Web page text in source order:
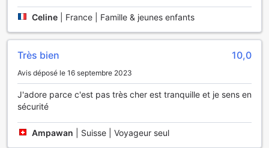
Que vous soyez en voyage d'affaires ou en vacances, ces
installations pratiques vous offriront une expérience sans
souci et agréable.
Facilités de Transport au HOP INN Surin
Le HOP INN Surin se distingue par ses excellentes facilités
de transport, rendant votre séjour à Surin à la fois pratique
et agréable. Pour les voyageurs arrivant par avion, l'hôtel
propose un service de transfert aéroport qui assure un
trajet sans stress entre l'aéroport et votre hébergement. Ce
Celine France | Famille & jeunes enfants
Très bien 10,0
Avis déposé le 16 septembre 2023
J'adore parce c'est pas très cher est tranquille et je sens en
sécurité
Ampawan Suisse | Voyageur seul